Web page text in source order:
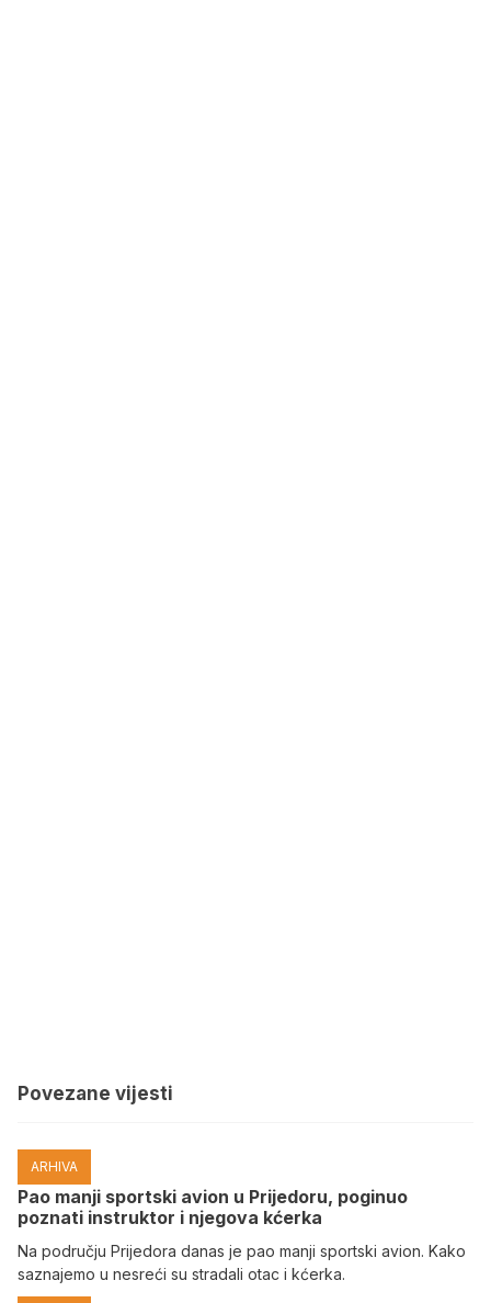
Povezane vijesti
ARHIVA
Pao manji sportski avion u Prijedoru, poginuo
poznati instruktor i njegova kćerka
Na području Prijedora danas je pao manji sportski avion. Kako
saznajemo u nesreći su stradali otac i kćerka.